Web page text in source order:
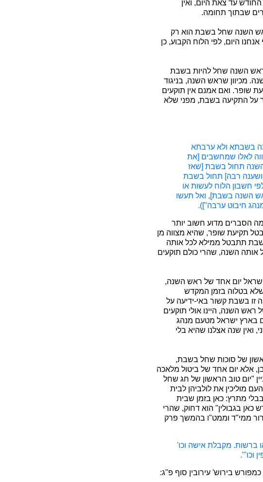
עד צאת היום, ואין
שבתוך תחומה.
השנה שחל בשבת הוא רק
היום, לפי הלוח הקבוע, כן
ראש השנה שחל להיות בשבת
מכיוון שראש השנה, בניגוד
שופר. ואם אמנם אין תוקעים
על התקיעה בשבת, מפני שלא
בשבתא ולא ערבתא
לאלו שמחשבים [את
תחול בשבת [שאז
רבה] תחול בשבת
חשבון הלוח לעשות או
השנה בשבת], ואל תעשו
חיבוט ערבה"]).
הסברים מדוע חשוב יותר
תקיעת שופר, שהיא מצווה מן
תתבטל ממילא לכל אותה
השנה, שהרי כולם תוקעים
ישראל יום אחד של ראש השנה,
בטלוה בזמן המקדש
זו בשבת קשור באי-ידיעה על
ראש השנה, היינו אולי תוקעים
בארץ ישראל מטעם מנהג
ואין שנה אצלנו שהיא בלי
של סוכות שחל בשבת,
אלא יום אחד של ביטול מלאכה
"יום טוב הראשון של חג שחל
מוליכין את לולביהן לבית
מתרץ: כאן בזמן שבית
בגבולין" הוא דחוק, שהרי
ממי"ד וממט"ו בהמשך פרק
ברשות. מקבלת אישה וכו'
וכו'".
בירוש' עירובין סוף פ"ג: